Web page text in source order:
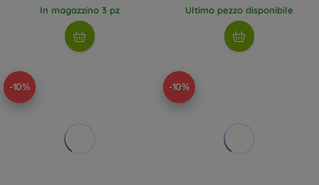
In magazzino 3 pz Ultimo pezzo disponibile
-10% -10%